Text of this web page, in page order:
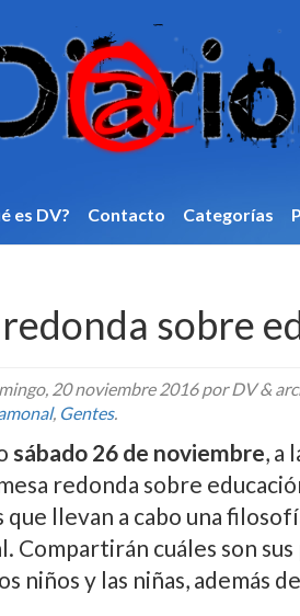
es DV? Contacto Categorí­as
sobre
20 noviembre 2016por DV&
, Gentes.
sábado 26 de noviembre, a
redonda sobre
llevan a cabo una
Compartirán cuáles son
niños y las niñas, además